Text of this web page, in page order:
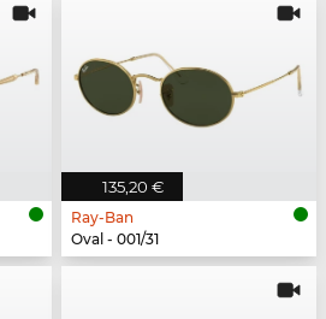
135,20 €
Ray-Ban
Oval - 001/31